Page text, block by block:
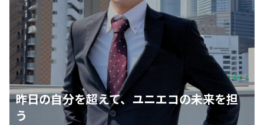
昨日の自分を超えて、ユニエコの未来を担
う